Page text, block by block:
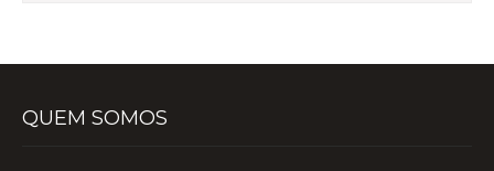
QUEM SOMOS